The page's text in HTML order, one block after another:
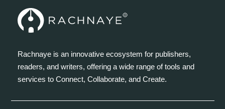
Rachnaye is an innovative ecosystem for publishers,
readers, and writers, offering a wide range of tools and
services to Connect, Collaborate, and Create.